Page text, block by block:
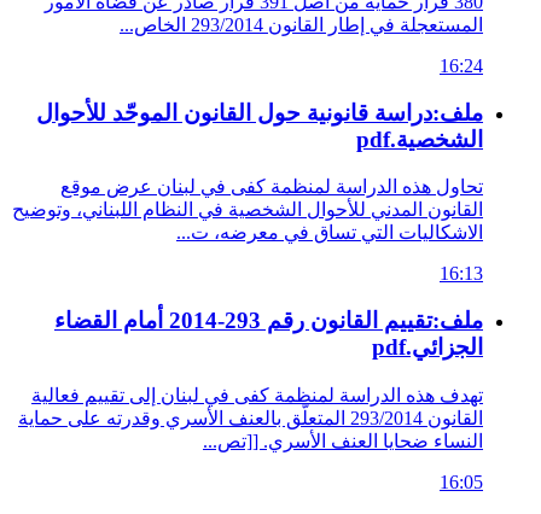
المستعجلة في إطار القانون 293/2014 الخاص...
16:24
ملف:دراسة قانونية حول القانون الموحّد للأحوال
الشخصية.pdf
تحاول هذه الدراسة لمنظمة كفى في لبنان عرض موقع
القانون المدني للأحوال الشخصية في النظام اللبناني، وتوضيح
الاشكاليات التي تساق في معرضه، ت...
16:13
ملف:تقييم القانون رقم 293-2014 أمام القضاء
الجزائي.pdf
تهدف هذه الدراسة لمنظمة كفى في لبنان إلى تقييم فعالية
القانون 293/2014 المتعلّق بالعنف الأسري وقدرته على حماية
النساء ضحايا العنف الأسري. [[تص...
16:05